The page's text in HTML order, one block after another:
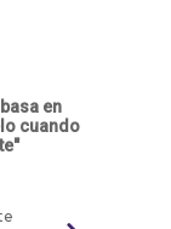
en
cuando